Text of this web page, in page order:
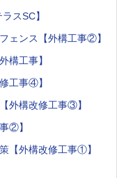
スSC】
ェンス【外構工事②】
構工事】
工事④】
外構改修工事③】
②】
【外構改修工事①】